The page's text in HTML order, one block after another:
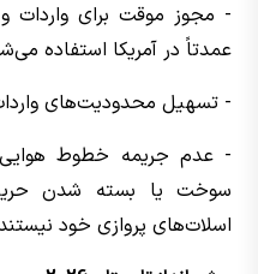
عمدتاً در آمریکا استفاده
- تسهیل محدودیت‌های
- عدم جریمه خطوط هوایی
سوخت یا بسته شدن حریم
اسلات‌های پروازی خود